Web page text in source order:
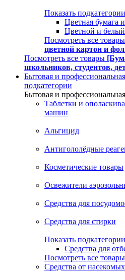
Показать подкатегории
Цветная бумага
Цветной и белый
Посмотреть все товары
цветной картон и
Посмотреть все товары
школьников, студентов,
Бытовая и
подкатегории
Бытовая и
Таблетки и
машин
Альгицид
Антигололёдные
Косметические товары
Освежители
Средства для
Средства для стирки
Показать подкатегории
Средства для
Посмотреть все товары
Средства от насекомых